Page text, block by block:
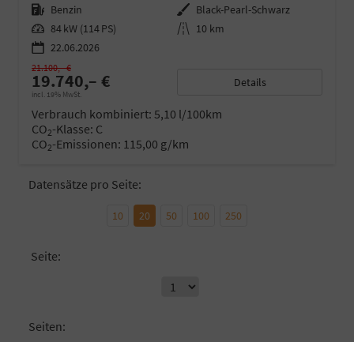
Kraftstoff Benzin Außenfarbe Black-Pearl-Schwarz
Leistung 84 kW (114 PS) Kilometerstand 10 km
22.06.2026
19.740,– €
incl. 19% MwSt.
21.100,– €
Details
Verbrauch kombiniert: 5,10 l/100km
CO2-Klasse: C
CO2-Emissionen: 115,00 g/km
Datensätze pro Seite:
10 20 50 100 250
Seite:
Seiten: